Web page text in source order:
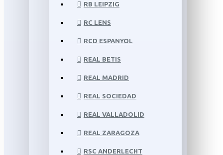
RB LEIPZIG
RC LENS
RCD ESPANYOL
REAL BETIS
REAL MADRID
REAL SOCIEDAD
REAL VALLADOLID
REAL ZARAGOZA
RSC ANDERLECHT